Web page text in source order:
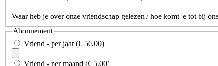
Waar heb je over onze vriendschap gelezen / hoe komt je tot bij
Abonnement
Vriend - per jaar (€ 50,00)
Vriend - per maand (€ 5,00)